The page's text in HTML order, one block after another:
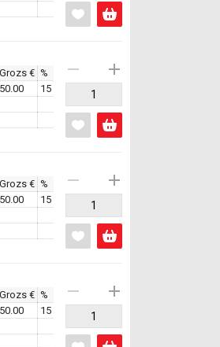
Grozs € %
50.00
15
Grozs € %
50.00
15
Grozs € %
50.00
15